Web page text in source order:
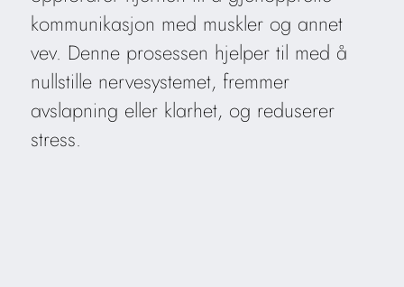
kommunikasjon med muskler og annet
vev. Denne prosessen hjelper til med å
nullstille nervesystemet, fremmer
avslapning eller klarhet, og reduserer
stress.